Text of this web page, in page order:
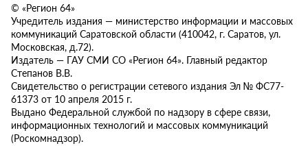
© «Регион 64»
Учредитель издания — министерство информации и массовых
коммуникаций Саратовской области (410042, г. Саратов, ул.
Московская, д.72).
Издатель — ГАУ СМИ СО «Регион 64». Главный редактор
Степанов В.В.
Свидетельство о регистрации сетевого издания Эл № ФС77-
61373 от 10 апреля 2015 г.
Выдано Федеральной службой по надзору в сфере связи,
информационных технологий и массовых коммуникаций
(Роскомнадзор).